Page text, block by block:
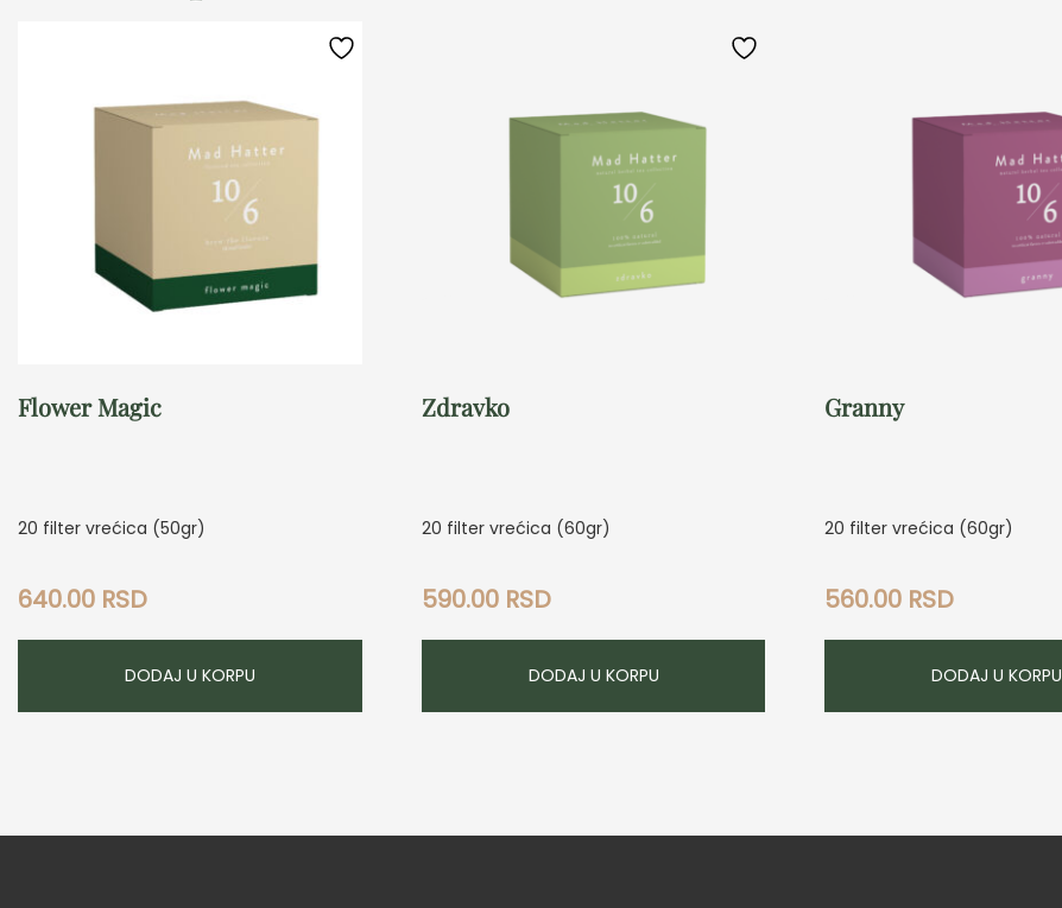
Flower Magic
20 filter vrećica (50gr)
640.00 RSD
DODAJ U KORPU
Zdravko
20 filter vrećica (60gr)
590.00 RSD
DODAJ U KORPU
Granny
20 filter vrećica (60gr)
560.00 RSD
DODAJ U KORPU